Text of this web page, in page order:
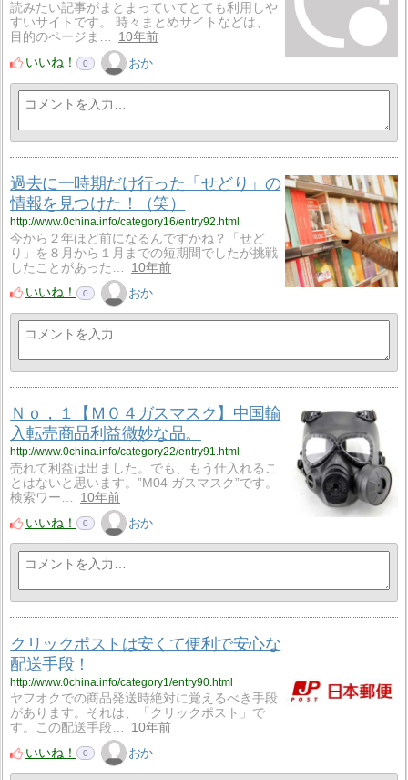
読みたい記事がまとまっていてとても利用しや
すいサイトです。 時々まとめサイトなどは、
目的のページま…
10年前
いいね！
0 おか
過去に一時期だけ行った「せどり」の
情報を見つけた！（笑）
http://www.0china.info/category16/entry92.html
今から２年ほど前になるんですかね？「せど
り」を８月から１月までの短期間でしたが挑戦
したことがあった…
10年前
いいね！
0 おか
Ｎｏ，１【Ｍ０４ガスマスク】中国輸
入転売商品利益微妙な品。
http://www.0china.info/category22/entry91.html
売れて利益は出ました。でも、もう仕入れるこ
とはないと思います。”M04 ガスマスク”です。
検索ワー…
10年前
いいね！
0 おか
クリックポストは安くて便利で安心な
配送手段！
http://www.0china.info/category1/entry90.html
ヤフオクでの商品発送時絶対に覚えるべき手段
があります。それは、「クリックポスト」で
す。この配送手段…
10年前
いいね！
0 おか